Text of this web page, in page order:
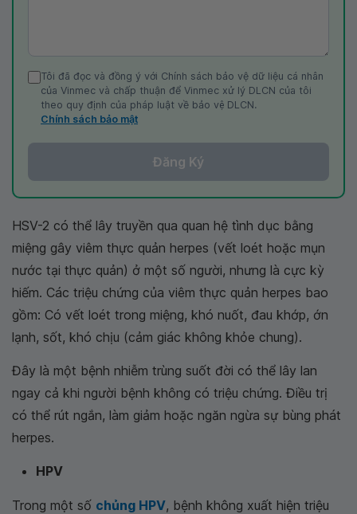
Tôi đã đọc và đồng ý với Chính sách bảo vệ dữ liệu cá nhân
của Vinmec và chấp thuận để Vinmec xử lý DLCN của tôi
theo quy định của pháp luật về bảo vệ DLCN.
Chính sách bảo mật
Đăng Ký
HSV-2 có thể lây truyền qua quan hệ tình dục bằng
miệng gây viêm thực quản herpes (vết loét hoặc mụn
nước tại thực quản) ở một số người, nhưng là cực kỳ
hiếm. Các triệu chứng của viêm thực quản herpes bao
gồm: Có vết loét trong miệng, khó nuốt, đau khớp, ớn
lạnh, sốt, khó chịu (cảm giác không khỏe chung).
Đây là một bệnh nhiễm trùng suốt đời có thể lây lan
ngay cả khi người bệnh không có triệu chứng. Điều trị
có thể rút ngắn, làm giảm hoặc ngăn ngừa sự bùng phát
herpes.
HPV
Trong một số chủng HPV, bệnh không xuất hiện triệu